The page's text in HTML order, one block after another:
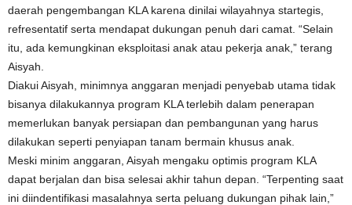
daerah pengembangan KLA karena dinilai wilayahnya startegis,
refresentatif serta mendapat dukungan penuh dari camat. “Selain
itu, ada kemungkinan eksploitasi anak atau pekerja anak,” terang
Aisyah.
Diakui Aisyah, minimnya anggaran menjadi penyebab utama tidak
bisanya dilakukannya program KLA terlebih dalam penerapan
memerlukan banyak persiapan dan pembangunan yang harus
dilakukan seperti penyiapan tanam bermain khusus anak.
Meski minim anggaran, Aisyah mengaku optimis program KLA
dapat berjalan dan bisa selesai akhir tahun depan. “Terpenting saat
ini diindentifikasi masalahnya serta peluang dukungan pihak lain,”